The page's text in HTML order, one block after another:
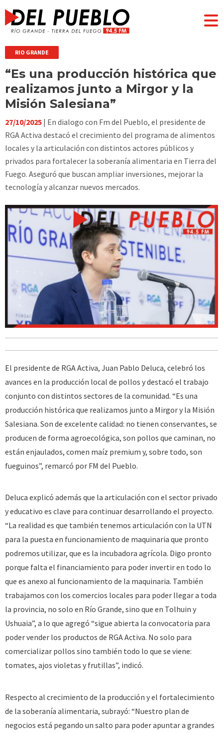
RIO GRANDE
“Es una producción histórica que
realizamos junto a Mirgor y la
Misión Salesiana”
27/10/2025 | En dialogo con Fm del Pueblo, el presidente de
RGA Activa destacó el crecimiento del programa de alimentos
locales y la articulación con distintos actores públicos y
privados para fortalecer la soberanía alimentaria en Tierra del
Fuego. Aseguró que buscan ampliar inversiones, mejorar la
tecnología y alcanzar nuevos mercados.
El presidente de RGA Activa, Juan Pablo Deluca, celebró los
avances en la producción local de pollos y destacó el trabajo
conjunto con distintos sectores de la comunidad. “Es una
producción histórica que realizamos junto a Mirgor y la Misión
Salesiana. Son de excelente calidad: no tienen conservantes, se
producen de forma agroecológica, son pollos que caminan, no
están enjaulados, comen maíz premium y, sobre todo, son
fueguinos”, remarcó por FM del Pueblo.
Deluca explicó además que la articulación con el sector privado
y educativo es clave para continuar desarrollando el proyecto.
“La realidad es que también tenemos articulación con la UTN
para la puesta en funcionamiento de maquinaria que pronto
podremos utilizar, que es la incubadora agrícola. Digo pronto
porque falta el financiamiento para poder invertir en todo lo
que es anexo al funcionamiento de la maquinaria. También
trabajamos con los comercios locales para poder llegar a toda
la provincia, no solo en Río Grande, sino que en Tolhuin y
Ushuaia”, a lo que agregó “sigue abierta la convocatoria para
poder vender los productos de RGA Activa. No solo para
comercializar pollos sino también todo lo que se viene:
tomates, ajos violetas y frutillas”, indicó.
Respecto al crecimiento de la producción y el fortalecimiento
de la soberanía alimentaria, subrayó: “Nuestro plan de
negocios está pegando un salto para poder apuntar a grandes